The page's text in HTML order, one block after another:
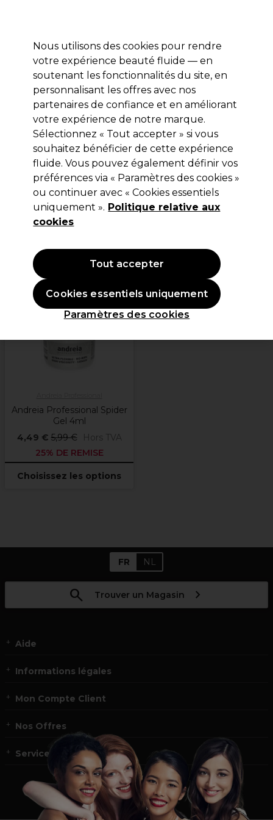
Se connecter
Marques Bons plans ⭐ Coiffure Electro et Matériel
Livraison le lendemain*
Après expédition, du lundi au vendredi
Equipement de salon Materiel pour manucure
Brosses et
pinceaux pour ongles
Brosses et pinceaux pour ongles
Filters
Trier par:Pertinence
Plus de
Andreia Professional Spider
Gel 4ml
4,49 € 5,99 €
Hors TVA
25% DE REMISE
Choisissez les options
FR NL
Trouver un Magasin
Aide
Informations légales
Mon Compte Client
Nos Offres
Service et contact
Nous utilisons des cookies pour rendre
votre expérience beauté fluide — en
soutenant les fonctionnalités du site, en
personnalisant les offres avec nos
partenaires de confiance et en améliorant
votre expérience de notre marque.
Sélectionnez « Tout accepter » si vous
souhaitez bénéficier de cette expérience
fluide. Vous pouvez également définir vos
préférences via « Paramètres des cookies »
ou continuer avec « Cookies essentiels
uniquement ». Politique relative aux
cookies
Paramètres des cookies
Cookies essentiels uniquement
Tout accepter